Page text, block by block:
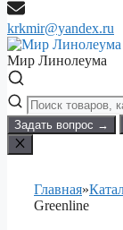
krkmir@yandex.ru
Мир Линолеума
Задать вопрос →
Главная»
Greenline